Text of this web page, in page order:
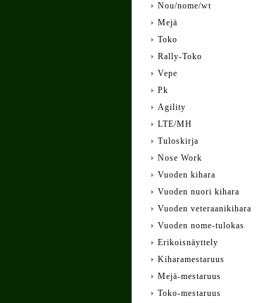
Nou/nome/wt
Mejä
Toko
Rally-Toko
Vepe
Pk
Agility
LTE/MH
Tuloskirja
Nose Work
Vuoden kihara
Vuoden nuori kihara
Vuoden veteraanikihara
Vuoden nome-tulokas
Erikoisnäyttely
Kiharamestaruus
Mejä-mestaruus
Toko-mestaruus